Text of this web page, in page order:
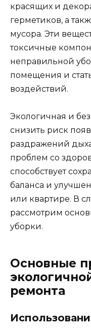
красящих и
герметиков, а
мусора. Эти
токсичные
неправильной
помещения и
воздействий.
Экологичная и
снизить риск
раздражений
проблем со
способствует
баланса и
или квартире. В
рассмотрим
уборки.
Основные
ремонта